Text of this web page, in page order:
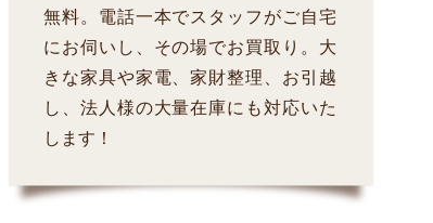
無料。電話一本でスタッフがご自宅
にお伺いし、その場でお買取り。大
きな家具や家電、家財整理、お引越
し、法人様の大量在庫にも対応いた
します！